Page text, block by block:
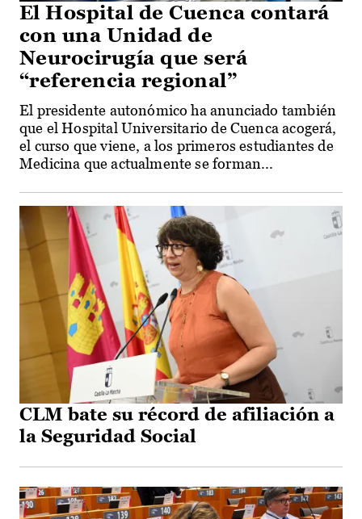
El Hospital de Cuenca contará
con una Unidad de
Neurocirugía que será
“referencia regional”
El presidente autonómico ha anunciado también
que el Hospital Universitario de Cuenca acogerá,
el curso que viene, a los primeros estudiantes de
Medicina que actualmente se forman...
CLM bate su récord de afiliación a
la Seguridad Social